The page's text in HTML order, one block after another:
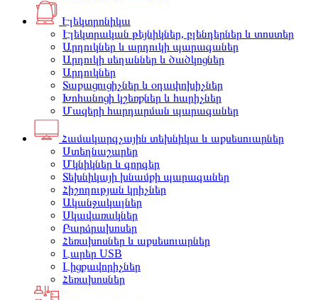
Էլեկտրոնիկա
Էլեկտրական թեյնիկներ, բլենդերներ և տոստեր
Արդուկներ և արդուկի պարագաներ
Արդուկի սեղաններ և ծածկոցներ
Արդուկներ
Տաքացուցիչներ և օդափոխիչներ
Խոհանոցի կշեռքներ և հարիչներ
Մազերի հարդարման պարագաներ
Համակարգչային տեխնիկա և աքսեսուարներ
Ստեղնաշարեր
Մկնիկներ և գորգեր
Տեխնիկայի խնամքի պարագաներ
Հիշողության կրիչներ
Ականջակալներ
Սկավառակներ
Բարձրախոսեր
Հեռախոսներ և աքսեսուարներ
Լարեր USB
Լիցքավորիչներ
Հեռախոսներ